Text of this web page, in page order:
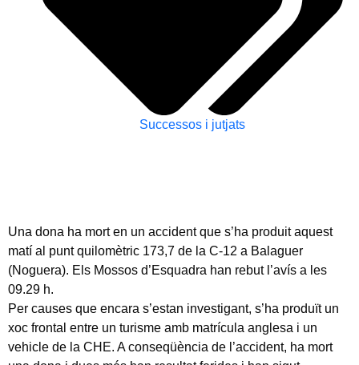
Successos i jutjats
Una dona ha mort en un accident que s’ha produit aquest
matí al punt quilomètric 173,7 de la C-12 a Balaguer
(Noguera). Els Mossos d’Esquadra han rebut l’avís a les
09.29 h.
Per causes que encara s’estan investigant, s’ha produït un
xoc frontal entre un turisme amb matrícula anglesa i un
vehicle de la CHE. A conseqüència de l’accident, ha mort